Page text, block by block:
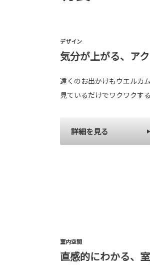
デザイン
気分が上がる、ア
遠くのお出かけもウエルカ
見ているだけでワクワクす
詳細を見る
室内空間
直感的にわかる、